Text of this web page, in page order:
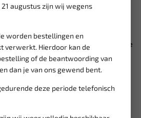
augustus zijn wij wegens
worden bestellingen en
verwerkt. Hierdoor kan de
of de beantwoording van
dan je van ons gewend bent.
deze periode telefonisch
FORCE Klephouder installatie
& pick-up gereedschap...
Ex. btw: € 40,63